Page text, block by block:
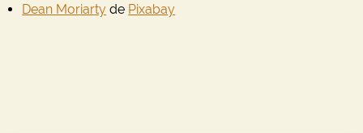
Dean Moriarty de Pixabay